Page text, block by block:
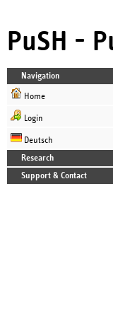
PuSH -
Navigation
Home
Login
Deutsch
Research
Support & Contact